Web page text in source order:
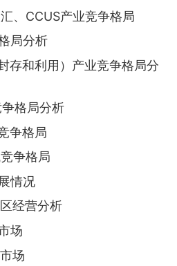
、CCUS产业竞争格局
局分析
存和利用）产业竞争格局分
格局分析
争格局
争格局
情况
经营分析
场
场